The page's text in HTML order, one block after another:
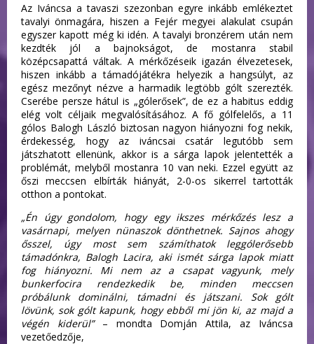
Az Iváncsa a tavaszi szezonban egyre inkább emlékeztet
tavalyi önmagára, hiszen a Fejér megyei alakulat csupán
egyszer kapott még ki idén. A tavalyi bronzérem után nem
kezdték jól a bajnokságot, de mostanra stabil
középcsapattá váltak. A mérkőzéseik igazán élvezetesek,
hiszen inkább a támadójátékra helyezik a hangsúlyt, az
egész mezőnyt nézve a harmadik legtöbb gólt szerezték.
Cserébe persze hátul is „gólerősek”, de ez a habitus eddig
elég volt céljaik megvalósításához. A fő gólfelelős, a 11
gólos Balogh László biztosan nagyon hiányozni fog nekik,
érdekesség, hogy az iváncsai csatár legutóbb sem
játszhatott ellenünk, akkor is a sárga lapok jelentették a
problémát, melyből mostanra 10 van neki. Ezzel együtt az
őszi meccsen elbírták hiányát, 2-0-os sikerrel tartották
otthon a pontokat.
„Én úgy gondolom, hogy egy ikszes mérkőzés lesz a
vasárnapi, melyen nünaszok dönthetnek. Sajnos ahogy
ősszel, úgy most sem számíthatok leggólerősebb
támadónkra, Balogh Lacira, aki ismét sárga lapok miatt
fog hiányozni. Mi nem az a csapat vagyunk, mely
bunkerfocira rendezkedik be, minden meccsen
próbálunk dominálni, támadni és játszani. Sok gólt
lövünk, sok gólt kapunk, hogy ebből mi jön ki, az majd a
végén kiderül”– mondta Domján Attila, az Iváncsa
vezetőedzője,